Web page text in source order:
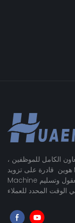
الكامل للموظفين ،
هوين قادرة على تزويد Monmoney Counter
Machine بسعر عالي الجودة وسعر معقول وتسليم